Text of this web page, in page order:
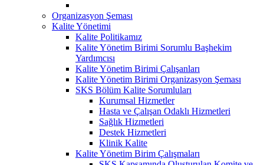
Organizasyon Şeması
Kalite Yönetimi
Kalite Politikamız
Kalite Yönetim Birimi Sorumlu Başhekim
Yardımcısı
Kalite Yönetim Birimi Çalışanları
Kalite Yönetim Birimi Organizasyon Şeması
SKS Bölüm Kalite Sorumluları
Kurumsal Hizmetler
Hasta ve Çalışan Odaklı Hizmetleri
Sağlık Hizmetleri
Destek Hizmetleri
Klinik Kalite
Kalite Yönetim Birim Çalışmaları